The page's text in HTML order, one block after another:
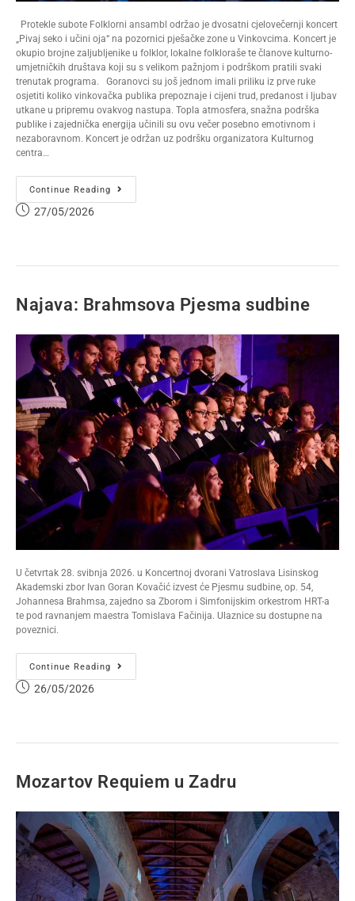
Protekle subote Folklorni ansambl održao je dvosatni cjelovečernji koncert
„Pivaj seko i učini oja“ na pozornici pješačke zone u Vinkovcima. Koncert je
okupio brojne zaljubljenike u folklor, lokalne folkloraše te članove kulturno-
umjetničkih društava koji su s velikom pažnjom i podrškom pratili svaki
trenutak programa. Goranovci su još jednom imali priliku iz prve ruke
osjetiti koliko vinkovačka publika prepoznaje i cijeni trud, predanost i ljubav
utkane u pripremu ovakvog nastupa. Topla atmosfera, snažna podrška
publike i zajednička energija učinili su ovu večer posebno emotivnom i
nezaboravnom. Koncert je održan uz podršku organizatora Kulturnog
centra…
Continue Reading
27/05/2026
Najava: Brahmsova Pjesma sudbine
U četvrtak 28. svibnja 2026. u Koncertnoj dvorani Vatroslava Lisinskog
Akademski zbor Ivan Goran Kovačić izvest će Pjesmu sudbine, op. 54,
Johannesa Brahmsa, zajedno sa Zborom i Simfonijskim orkestrom HRT-a
te pod ravnanjem maestra Tomislava Fačinija. Ulaznice su dostupne na
poveznici.
Continue Reading
26/05/2026
Mozartov Requiem u Zadru